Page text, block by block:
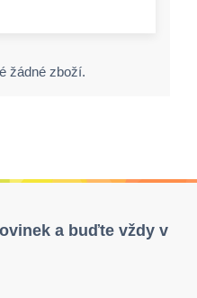
žádné zboží.
a buďte vždy v